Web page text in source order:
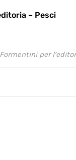
– Pesci
per